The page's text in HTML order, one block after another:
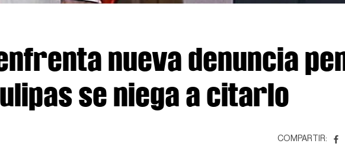
nueva denuncia
se niega a citarlo
COMPARTIR: